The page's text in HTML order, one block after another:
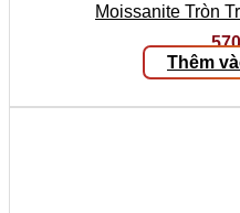
Moissanite Tròn
Thêm